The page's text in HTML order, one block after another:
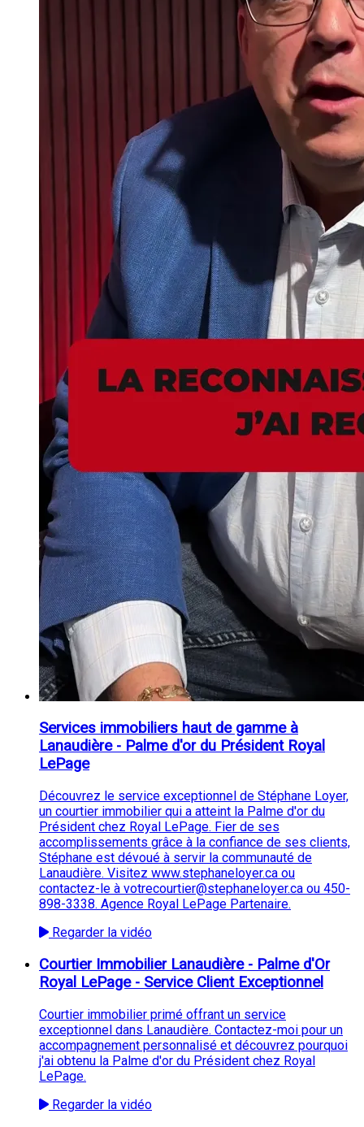
Services immobiliers haut de gamme à
Lanaudière - Palme d'or du Président Royal
LePage
Découvrez le service exceptionnel de Stéphane Loyer,
un courtier immobilier qui a atteint la Palme d'or du
Président chez Royal LePage. Fier de ses
accomplissements grâce à la confiance de ses clients,
Stéphane est dévoué à servir la communauté de
Lanaudière. Visitez www.stephaneloyer.ca ou
contactez-le à votrecourtier@stephaneloyer.ca ou 450-
898-3338. Agence Royal LePage Partenaire.
Regarder la vidéo
Courtier Immobilier Lanaudière - Palme d'Or
Royal LePage - Service Client Exceptionnel
Courtier immobilier primé offrant un service
exceptionnel dans Lanaudière. Contactez-moi pour un
accompagnement personnalisé et découvrez pourquoi
j'ai obtenu la Palme d'or du Président chez Royal
LePage.
Regarder la vidéo